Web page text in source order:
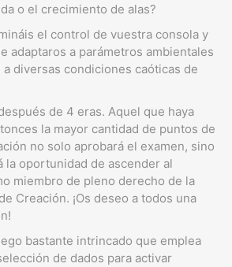
o el crecimiento de alas?
el control de vuestra consola y
adaptaros a parámetros ambientales
diversas condiciones caóticas de
de 4 eras. Aquel que haya
la mayor cantidad de puntos de
no solo aprobará el examen, sino
la oportunidad de ascender al
miembro de pleno derecho de la
Creación. ¡Os deseo a todos una
bastante intrincado que emplea
de dados para activar